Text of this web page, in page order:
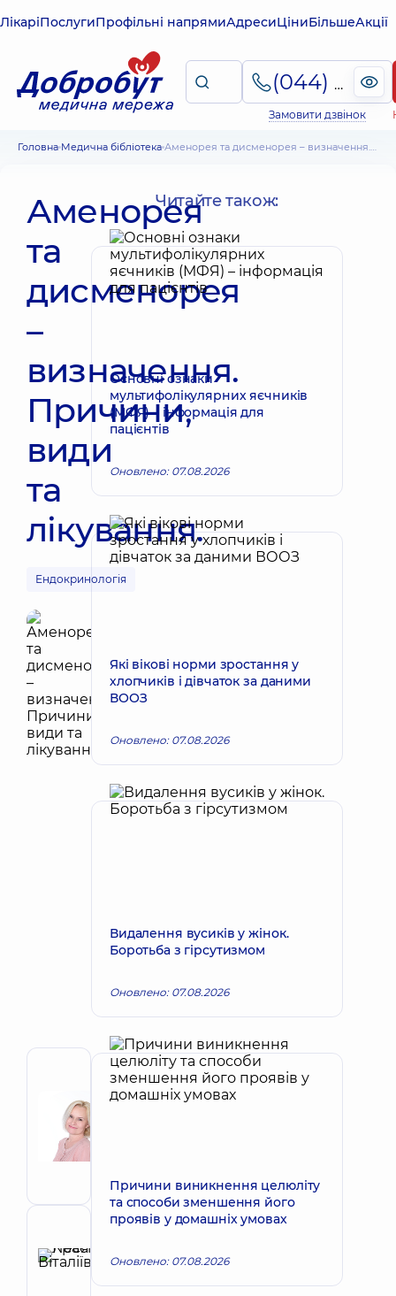
ЛікаріПослугиПрофільні напрямиАдресиЦіниБільшеАкції
(044) 495-2-888
Замовити дзвінок
Головна Медична бібліотека Аменорея та дисменорея – визначення. Причини, види та лікування.
Аменорея
та
дисменорея
–
визначення.
Причини,
види
та
лікування.
Ендокринологія
Автор
Корх
Лікар
з
ультразвукової
Красій
Запис до лікаря
Читайте також:
Основні ознаки
мультифолікулярних яєчників
(МФЯ) – інформація для
пацієнтів
Оновлено: 07.08.2026
Які вікові норми зростання у
хлопчиків і дівчаток за даними
ВООЗ
Оновлено: 07.08.2026
Видалення вусиків у жінок.
Боротьба з гірсутизмом
Оновлено: 07.08.2026
Причини виникнення целюліту
та способи зменшення його
проявів у домашніх умовах
Оновлено: 07.08.2026